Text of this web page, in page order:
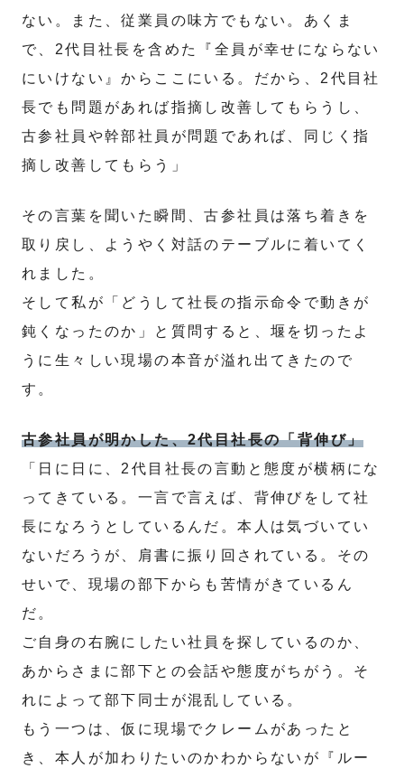
ない。また、従業員の味方でもない。あくま
で、2代目社長を含めた『全員が幸せにならない
にいけない』からここにいる。だから、2代目社
長でも問題があれば指摘し改善してもらうし、
古参社員や幹部社員が問題であれば、同じく指
摘し改善してもらう」
その言葉を聞いた瞬間、古参社員は落ち着きを
取り戻し、ようやく対話のテーブルに着いてく
れました。
そして私が「どうして社長の指示命令で動きが
鈍くなったのか」と質問すると、堰を切ったよ
うに生々しい現場の本音が溢れ出てきたので
す。
古参社員が明かした、2代目社長の「背伸び」
「日に日に、2代目社長の言動と態度が横柄にな
ってきている。一言で言えば、背伸びをして社
長になろうとしているんだ。本人は気づいてい
ないだろうが、肩書に振り回されている。その
せいで、現場の部下からも苦情がきているん
だ。
ご自身の右腕にしたい社員を探しているのか、
あからさまに部下との会話や態度がちがう。そ
れによって部下同士が混乱している。
もう一つは、仮に現場でクレームがあったと
き、本人が加わりたいのかわからないが『ルー